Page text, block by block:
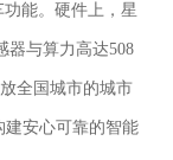
能。硬件上，星
器与算力高达508
全国城市的城市
建安心可靠的智能